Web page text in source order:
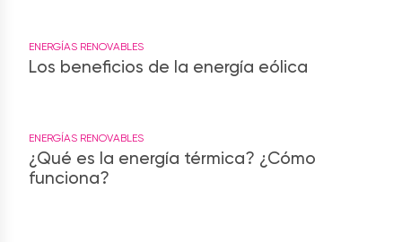
ENERGÍAS RENOVABLES
Los beneficios de la energía eólica
ENERGÍAS RENOVABLES
¿Qué es la energía térmica? ¿Cómo
funciona?